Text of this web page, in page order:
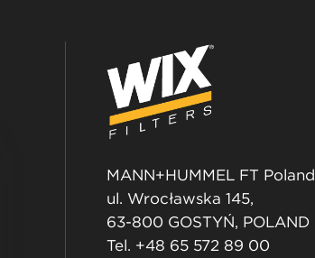
MANN+HUMMEL FT Poland
ul. Wrocławska 145,
63-800 GOSTYŃ, POLAND
Tel. +48 65 572 89 00